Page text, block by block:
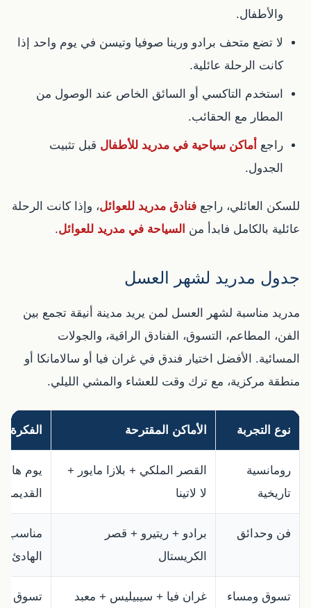
والأطفال.
لا تضع متحف برادو ورينا صوفيا وتيسن في يوم واحد إذا
كانت الرحلة عائلية.
استخدم التاكسي أو السائق الخاص عند الوصول من
المطار مع الحقائب.
راجع أماكن سياحية في مدريد للأطفال قبل تثبيت
الجدول.
للسكن العائلي، راجع فنادق مدريد للعوائل، وإذا كانت الرحلة
عائلية بالكامل فابدأ من السياحة في مدريد للعوائل.
جدول مدريد لشهر العسل
مدريد مناسبة لشهر العسل لمن يريد مدينة أنيقة تجمع بين
الفن، المطاعم، التسوق، الفنادق الراقية، والجولات
المسائية. الأفضل اختيار فندق في غران فيا أو سالامانكا أو
منطقة مركزية، مع ترك وقت للعشاء والمشي الليلي.
نوع التجربة الأماكن المقترحة الفكرة
رومانسية
تاريخية
القصر الملكي + بلازا مايور +
لا لاتينا
يوم
القديمة.
فن وحدائق
برادو + ريتيرو + قصر
الكريستال
مناسب
الهادئ.
تسوق ومساء
غران فيا + سيبيليس + معبد
تسوق